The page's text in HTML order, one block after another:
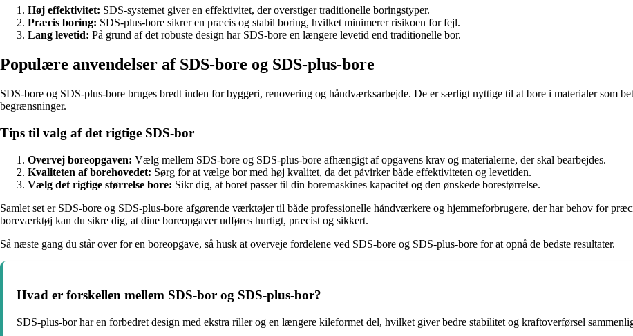
Høj effektivitet: SDS-systemet giver en effektivitet, der overstiger traditionelle boringstyper.
Præcis boring: SDS-plus-bore sikrer en præcis og stabil boring, hvilket minimerer risikoen for fejl.
Lang levetid: På grund af det robuste design har SDS-bore en længere levetid end traditionelle bor.
Populære anvendelser af SDS-bore og SDS-plus-bore
SDS-bore og SDS-plus-bore bruges bredt inden for byggeri, renovering og håndværksarbejde. De er særligt nyttige til at bore i materialer som
begrænsninger.
Tips til valg af det rigtige SDS-bor
Overvej boreopgaven: Vælg mellem SDS-bore og SDS-plus-bore afhængigt af opgavens krav og materialerne, der skal bearbejdes.
Kvaliteten af borehovedet: Sørg for at vælge bor med høj kvalitet, da det påvirker både effektiviteten og levetiden.
Vælg det rigtige størrelse bore: Sikr dig, at boret passer til din boremaskines kapacitet og den ønskede borestørrelse.
Samlet set er SDS-bore og SDS-plus-bore afgørende værktøjer til både professionelle håndværkere og hjemmeforbrugere, der har behov for
boreværktøj kan du sikre dig, at dine boreopgaver udføres hurtigt, præcist og sikkert.
Så næste gang du står over for en boreopgave, så husk at overveje fordelene ved SDS-bore og SDS-plus-bore for at opnå de bedste resultater.
Hvad er forskellen mellem SDS-bor og SDS-plus-bor?
SDS-plus-bor har en forbedret design med ekstra riller og en længere kileformet del, hvilket giver bedre stabilitet og kraftoverførsel